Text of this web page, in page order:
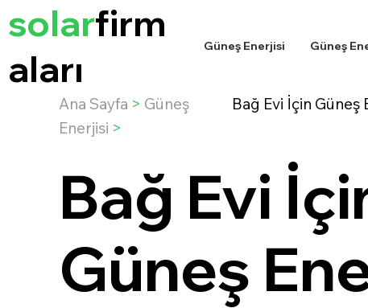
solarfirm
aları
Güneş Enerjisi Güneş
Ana Sayfa > Güneş
Enerjisi >
Bağ Evi İçin Güneş
Bağ Evi
Güneş